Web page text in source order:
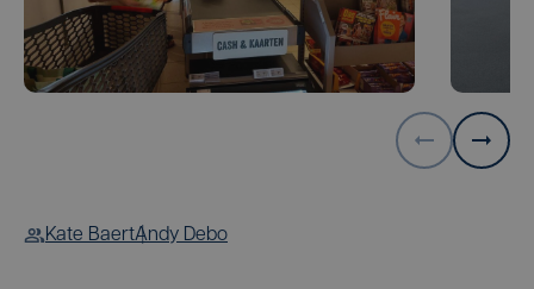
Kate BaertAndy Debo